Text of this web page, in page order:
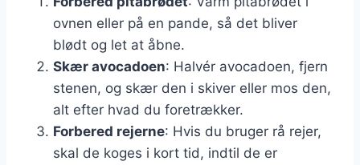
ovnen eller på en pande, så det bliver
blødt og let at åbne.
Skær avocadoen: Halvér avocadoen, fjern
stenen, og skær den i skiver eller mos den,
alt efter hvad du foretrækker.
Forbered rejerne: Hvis du bruger rå rejer,
skal de koges i kort tid, indtil de er